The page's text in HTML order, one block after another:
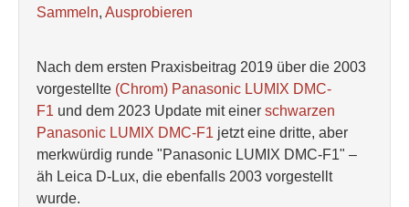
Sammeln, Ausprobieren
Nach dem ersten Praxisbeitrag 2019 über die 2003
vorgestellte (Chrom) Panasonic LUMIX DMC-
F1 und dem 2023 Update mit einer schwarzen
Panasonic LUMIX DMC-F1 jetzt eine dritte, aber
merkwürdig runde "Panasonic LUMIX DMC-F1" –
äh Leica D-Lux, die ebenfalls 2003 vorgestellt
wurde.